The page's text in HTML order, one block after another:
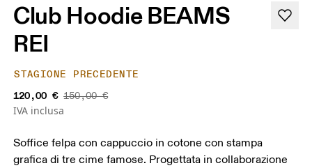
Club Hoodie BEAMS
REI
STAGIONE PRECEDENTE
120,00 € 150,00 €
IVA inclusa
Soffice felpa con cappuccio in cotone con stampa
grafica di tre cime famose. Progettata in collaborazione